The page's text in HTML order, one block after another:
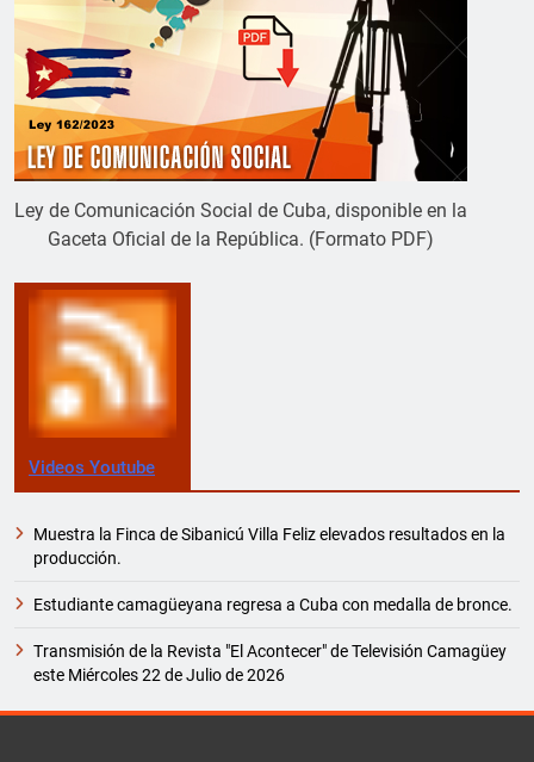
Ley de Comunicación Social de Cuba, disponible en la
Gaceta Oficial de la República. (Formato PDF)
Videos Youtube
Muestra la Finca de Sibanicú Villa Feliz elevados resultados en la
producción.
Estudiante camagüeyana regresa a Cuba con medalla de bronce.
Transmisión de la Revista "El Acontecer" de Televisión Camagüey
este Miércoles 22 de Julio de 2026